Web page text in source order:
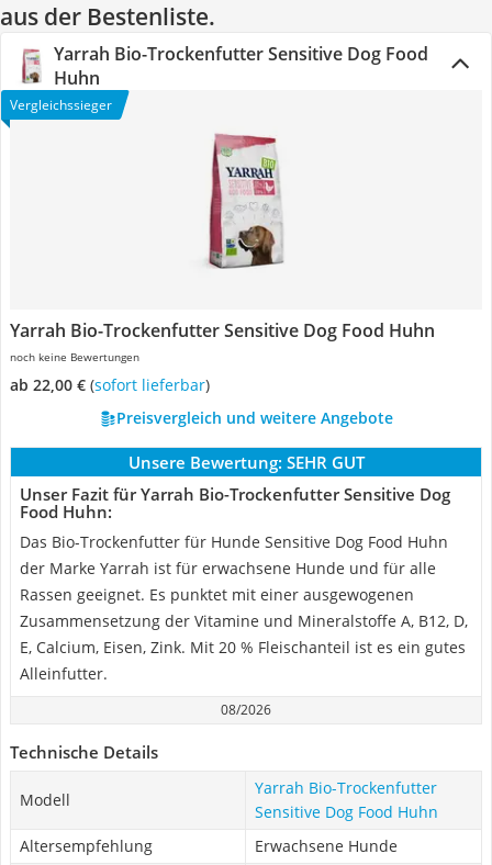
aus der Bestenliste.
Yarrah Bio-Trockenfutter Sensitive Dog Food
Huhn
Vergleichssieger
Yarrah Bio-Trockenfutter Sensitive Dog Food Huhn
noch keine Bewertungen
ab 22,00 € ( Sofort lieferbar)
Preisvergleich und weitere Angebote
Unsere Bewertung: SEHR GUT
Unser Fazit für Yarrah Bio-Trockenfutter Sensitive Dog
Food Huhn:
Das Bio-Trockenfutter für Hunde Sensitive Dog Food Huhn
der Marke Yarrah ist für erwachsene Hunde und für alle
Rassen geeignet. Es punktet mit einer ausgewogenen
Zusammensetzung der Vitamine und Mineralstoffe A, B12, D,
E, Calcium, Eisen, Zink. Mit 20 % Fleischanteil ist es ein gutes
Alleinfutter.
08/2026
Technische Details
Modell
Yarrah Bio-Trockenfutter
Sensitive Dog Food Huhn
Altersempfehlung
Erwachsene Hunde